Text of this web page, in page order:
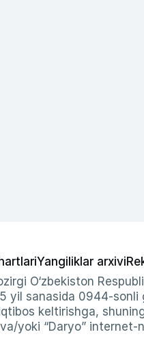
Yangiliklar arxivi
O‘zbekiston
yil sanasida 0944-
keltirishga,
yoki “Daryo”